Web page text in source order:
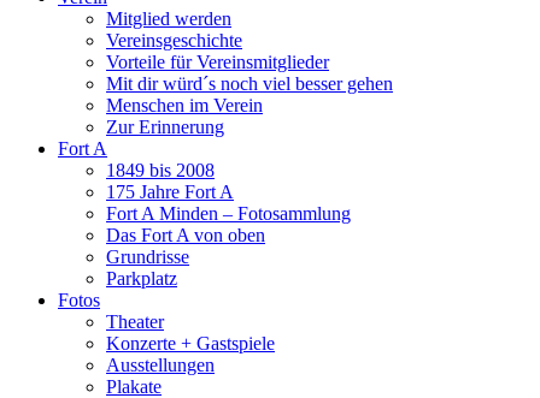
Mitglied werden
Vereinsgeschichte
Vorteile für Vereinsmitglieder
Mit dir würd´s noch viel besser gehen
Menschen im Verein
Zur Erinnerung
Fort A
1849 bis 2008
175 Jahre Fort A
Fort A Minden – Fotosammlung
Das Fort A von oben
Grundrisse
Parkplatz
Fotos
Theater
Konzerte + Gastspiele
Ausstellungen
Plakate